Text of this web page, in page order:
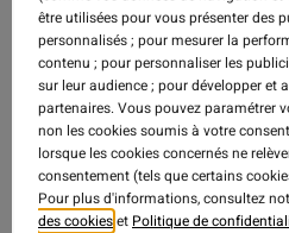
BLOODLINES-
BLOODLINES
2: DIDIER &
être utilisées pour vous présenter des
personnalisés ; pour mesurer la
contenu ; pour personnaliser les
sur leur audience ; pour développer et
partenaires. Vous pouvez paramétrer
non les cookies soumis à votre
lorsque les cookies concernés ne
consentement (tels que certains
Pour plus d'informations, consultez
des cookieset Politique de